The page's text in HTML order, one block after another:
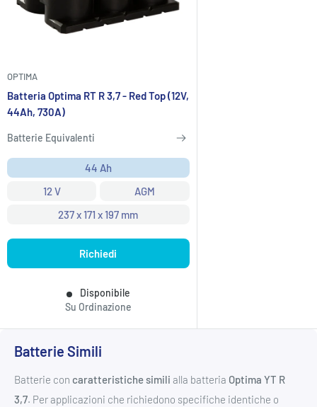
OPTIMA
Batteria Optima RT R 3,7 - Red Top (12V,
44Ah, 730A)
Batterie Equivalenti
44 Ah
12 V
AGM
237 x 171 x 197 mm
Richiedi
Disponibile
Su Ordinazione
Batterie Simili
Batterie con caratteristiche simili alla batteria Optima YT R
3,7. Per applicazioni che richiedono specifiche identiche o